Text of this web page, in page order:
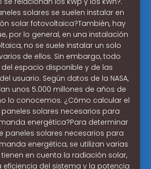
solares se suelen instalar en
solar fotovoltaica?También, hay
por lo general, en una instalación
no se suele instalar un solo
de ellos. Sin embargo, todo
espacio disponible y de las
usuario. Según datos de la NASA,
unos 5.000 millones de años de
lo conocemos. ¿Cómo calcular el
solares necesarios para
energética?Para determinar
paneles solares necesarios para
energética, se utilizan varias
en cuenta la radiación solar,
eficiencia del sistema y la potencia